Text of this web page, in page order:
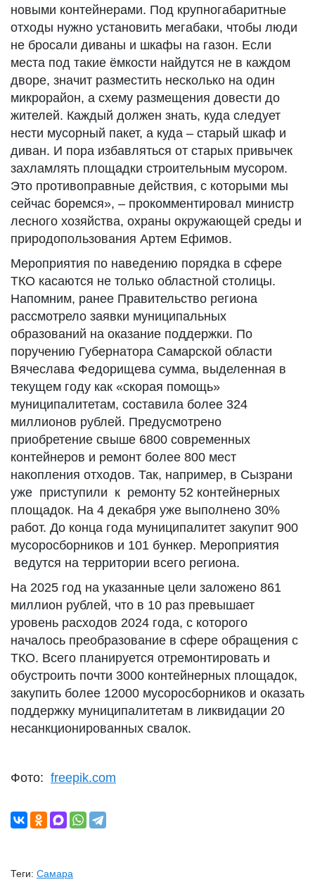
новыми контейнерами. Под крупногабаритные
отходы нужно установить мегабаки, чтобы люди
не бросали диваны и шкафы на газон. Если
места под такие ёмкости найдутся не в каждом
дворе, значит разместить несколько на один
микрорайон, а схему размещения довести до
жителей. Каждый должен знать, куда следует
нести мусорный пакет, а куда – старый шкаф и
диван. И пора избавляться от старых привычек
захламлять площадки строительным мусором.
Это противоправные действия, с которыми мы
сейчас боремся», – прокомментировал министр
лесного хозяйства, охраны окружающей среды и
природопользования Артем Ефимов.
Мероприятия по наведению порядка в сфере
ТКО касаются не только областной столицы.
Напомним, ранее Правительство региона
рассмотрело заявки муниципальных
образований на оказание поддержки. По
поручению Губернатора Самарской области
Вячеслава Федорищева сумма, выделенная в
текущем году как «скорая помощь»
муниципалитетам, составила более 324
миллионов рублей. Предусмотрено
приобретение свыше 6800 современных
контейнеров и ремонт более 800 мест
накопления отходов. Так, например, в Сызрани
уже приступили к ремонту 52 контейнерных
площадок. На 4 декабря уже выполнено 30%
работ. До конца года муниципалитет закупит 900
мусоросборников и 101 бункер. Мероприятия
ведутся на территории всего региона.
На 2025 год на указанные цели заложено 861
миллион рублей, что в 10 раз превышает
уровень расходов 2024 года, с которого
началось преобразование в сфере обращения с
ТКО. Всего планируется отремонтировать и
обустроить почти 3000 контейнерных площадок,
закупить более 12000 мусоросборников и оказать
поддержку муниципалитетам в ликвидации 20
несанкционированных свалок.
Фото: freepik.com
Теги: Самара